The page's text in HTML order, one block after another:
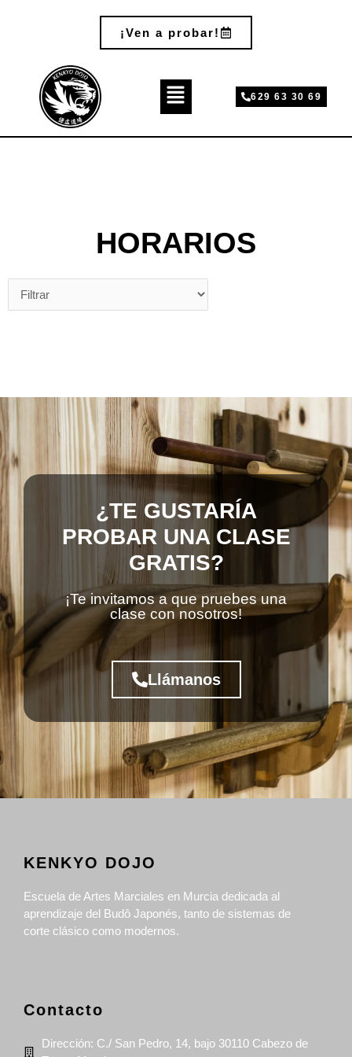
¡Ven a probar!
Main
Menu
629 63 30 69
HORARIOS
¿TE GUSTARÍA
PROBAR UNA CLASE
GRATIS?
¡Te invitamos a que pruebes una
clase con nosotros!
Llámanos
KENKYO DOJO
Escuela de Artes Marciales en Murcia dedicada al
aprendizaje del Budô Japonés, tanto de sistemas de
corte clásico como modernos.
Contacto
Dirección: C./ San Pedro, 14, bajo 30110 Cabezo de